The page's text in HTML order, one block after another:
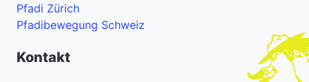
Pfadi Zürich
Pfadibewegung Schweiz
Kontakt